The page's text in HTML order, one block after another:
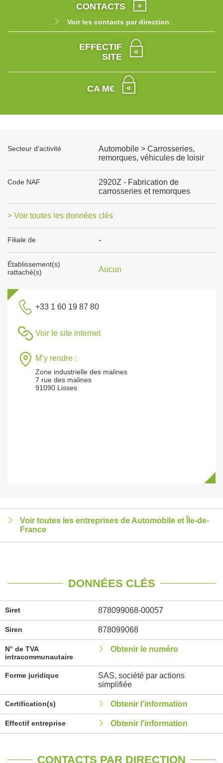
CONTACTS
Voir les contacts par direction
EFFECTIF
SITE
CA M€
Secteur d'activité
Automobile > Carrosseries,
remorques, véhicules de loisir
Code NAF
2920Z - Fabrication de
carrosseries et remorques
> Voir toutes les données clés
Filiale de -
Établissement(s)
rattaché(s)
Aucun
+33 1 60 19 87 80
Voir le site internet
M’y rendre :
Zone industrielle des malines
7 rue des malines
91090 Lisses
Voir toutes les entreprises de Automobile et Île-de-
France
DONNÉES CLÉS
Siret 878099068-00057
Siren 878099068
N° de TVA
intracommunautaire
Obtenir le numéro
Forme juridique
SAS, société par actions
simplifiée
Certification(s) Obtenir l'information
Effectif entreprise Obtenir l'information
CONTACTS PAR DIRECTION